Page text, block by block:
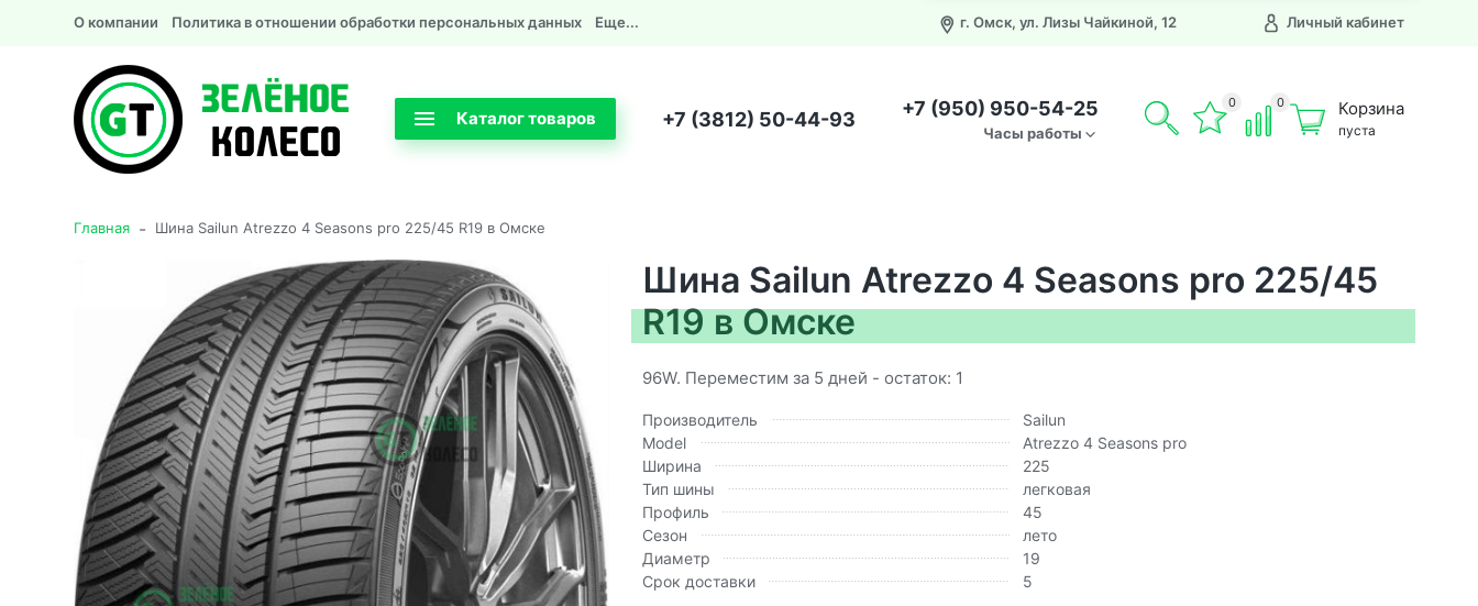
О компании Политика в отношении обработки персональных данных Еще... г. Омск, ул. Лизы Чайкиной, 12 Личный кабинет
Каталог товаров +7 (3812) 50-44-93 +7 (950) 950-54-25
Часы работы
0 0 Корзина
пуста
Главная - Шина Sailun Atrezzo 4 Seasons pro 225/45 R19 в Омске
Шина Sailun Atrezzo 4 Seasons pro 225/45
R19 в Омске
96W. Переместим за 5 дней - остаток: 1
Производитель
Sailun
Model
Atrezzo 4 Seasons pro
Ширина
225
Тип шины
легковая
Профиль
45
Сезон
лето
Диаметр
19
Срок доставки
5